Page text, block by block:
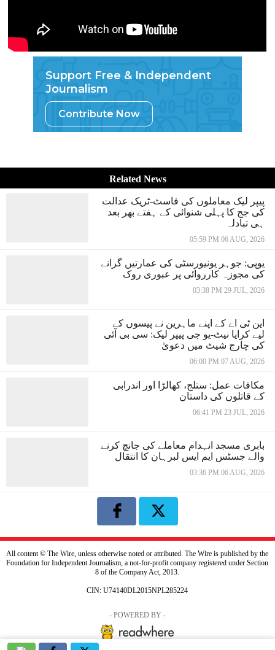
Support Free & Independent
Journalism
Contribute Now
Related News
پیپر لیک معاملوں کی فاسٹ-ٹریک عدالت
کی جج کا پہلی شنوائی کے ہفتے بھر بعد
ہی تبادلہ
05:59 PM 06 AUG, 2026
یوپی: جوہر یونیورسٹی کی عمارتیں گرانے
کی مجوزہ کارروائی پر عبوری روک
03:38 PM 29 JUL, 2026
این ٹی اے کے اپنے ماہرین نے پیسوں کے
لیے کرایا نیٹ-یو جی پیپر لیک: سی بی آئی
کی چارج شیٹ میں دعویٰ
06:00 PM 07 AUG, 2026
مکافات عمل: ستلج، کھالڑا اور اندرابی
کے قاتلوں کی داستان
06:41 PM 23 JUL, 2026
بابری مسجد انہدام معاملے کی جانچ کرنے
والے جسٹس ایم ایس لبرہان کا انتقال
03:36 PM 06 AUG, 2026
All content © The Wire, unless otherwise noted or attributed. The Wire is published by the
Foundation for Independent Journalism, a not-for-profit company registered under Section
8 of the Company Act, 2013.
CIN: U74140DL2015NPL285224
- POWERED BY -